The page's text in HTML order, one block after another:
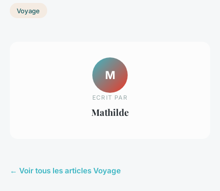
Voyage
M
ECRIT PAR
Mathilde
← Voir tous les articles Voyage